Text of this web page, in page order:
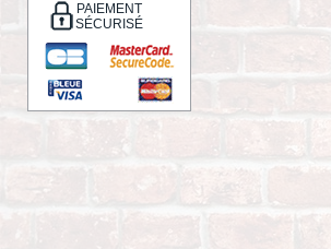
PAIEMENT
SÉCURISÉ